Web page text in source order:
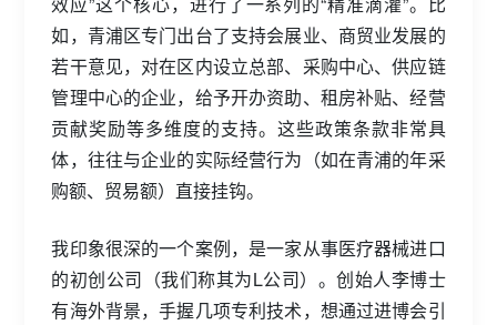
如，青浦区专门出台了支持会展业、商贸业发展的
若干意见，对在区内设立总部、采购中心、供应链
管理中心的企业，给予开办资助、租房补贴、经营
贡献奖励等多维度的支持。这些政策条款非常具
体，往往与企业的实际经营行为（如在青浦的年采
购额、贸易额）直接挂钩。
我印象很深的一个案例，是一家从事医疗器械进口
的初创公司（我们称其为L公司）。创始人李博士
有海外背景，手握几项专利技术，想通过进博会引